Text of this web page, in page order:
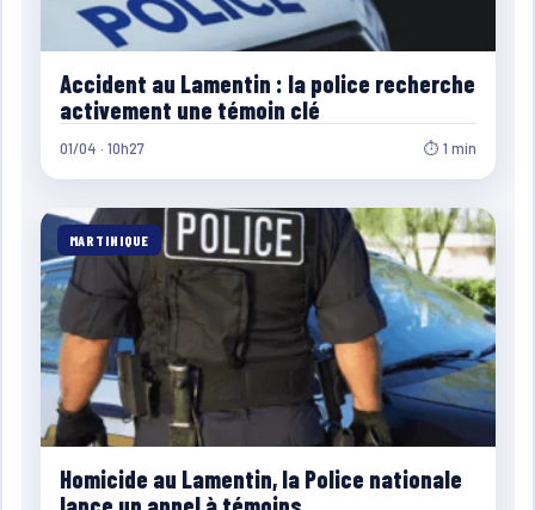
Accident au Lamentin : la police recherche
activement une témoin clé
01/04 · 10h27 ⏱ 1 min
MARTINIQUE
Homicide au Lamentin, la Police nationale